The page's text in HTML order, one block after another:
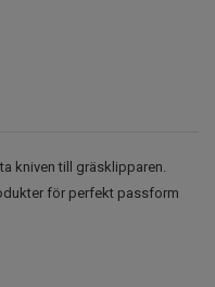
kniven till gräsklipparen.
för perfekt passform